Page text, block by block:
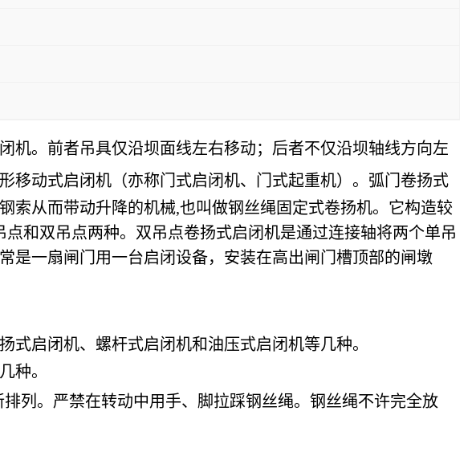
机。前者吊具仅沿坝面线左右移动；后者不仅沿坝轴线方向左
动式启闭机（亦称门式启闭机、门式起重机）。 弧门卷扬式
索从而带动升降的机械,也叫做钢丝绳固定式卷扬机。它构造较
和双吊点两种。双吊点卷扬式启闭机是通过连接轴将两个单吊
是一扇闸门用一台启闭设备，安装在高出闸门槽顶部的闸墩
启闭机、螺杆式启闭机和油压式启闭机等几种。
种。
列。严禁在转动中用手、脚拉踩钢丝绳。钢丝绳不许完全放